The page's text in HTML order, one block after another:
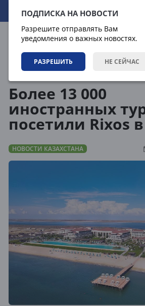
ПОДПИСКА НА НОВОСТИ
Разрешите отправлять Вам
уведомления о важных новостях.
РАЗРЕШИТЬ НЕ СЕЙЧАС
08.08.2026 19:59:17
Более 13 000
иностранных
посетили Rixos
НОВОСТИ КАЗАХСТАНА